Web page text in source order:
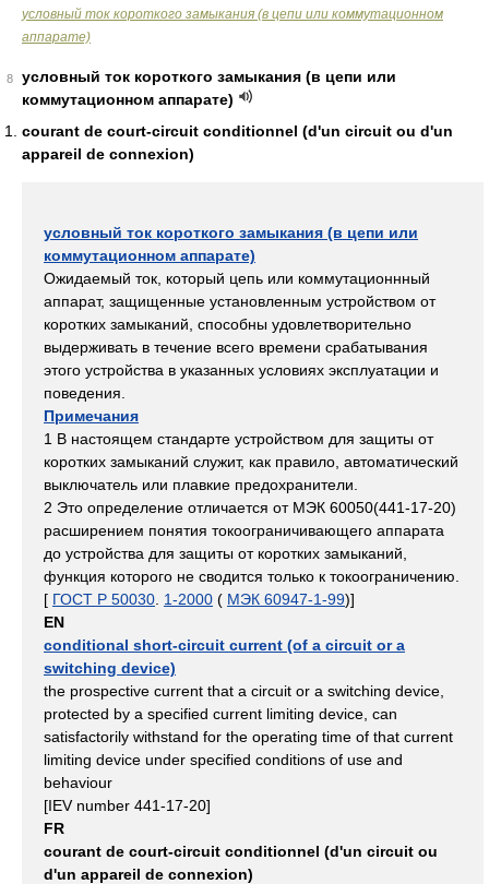
условный ток короткого замыкания (в цепи или коммутационном
аппарате)
8
условный ток короткого замыкания (в цепи или
коммутационном аппарате)
courant de court-circuit conditionnel (d'un circuit ou d'un
appareil de connexion)
условный ток короткого замыкания (в цепи или
коммутационном аппарате)
Ожидаемый ток, который цепь или коммутационнный
аппарат, защищенные установленным устройством от
коротких замыканий, способны удовлетворительно
выдерживать в течение всего времени срабатывания
этого устройства в указанных условиях эксплуатации и
поведения.
Примечания
1 В настоящем стандарте устройством для защиты от
коротких замыканий служит, как правило, автоматический
выключатель или плавкие предохранители.
2 Это определение отличается от МЭК 60050(441-17-20)
расширением понятия токоограничивающего аппарата
до устройства для защиты от коротких замыканий,
функция которого не сводится только к токоограничению.
[ ГОСТ Р 50030 1-2000 ( МЭК 60947-1-99)]
EN
conditional short-circuit current (of a circuit or a
switching device)
the prospective current that a circuit or a switching device,
protected by a specified current limiting device, can
satisfactorily withstand for the operating time of that current
limiting device under specified conditions of use and
behaviour
[IEV number 441-17-20]
FR
courant de court-circuit conditionnel (d'un circuit ou
d'un appareil de connexion)